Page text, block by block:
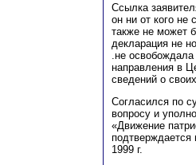
Ссылка
он ни от кого не
также не может
декларация не
.не
направления в
сведений о
Согласился по
вопросу и
«Движение
1999 г.